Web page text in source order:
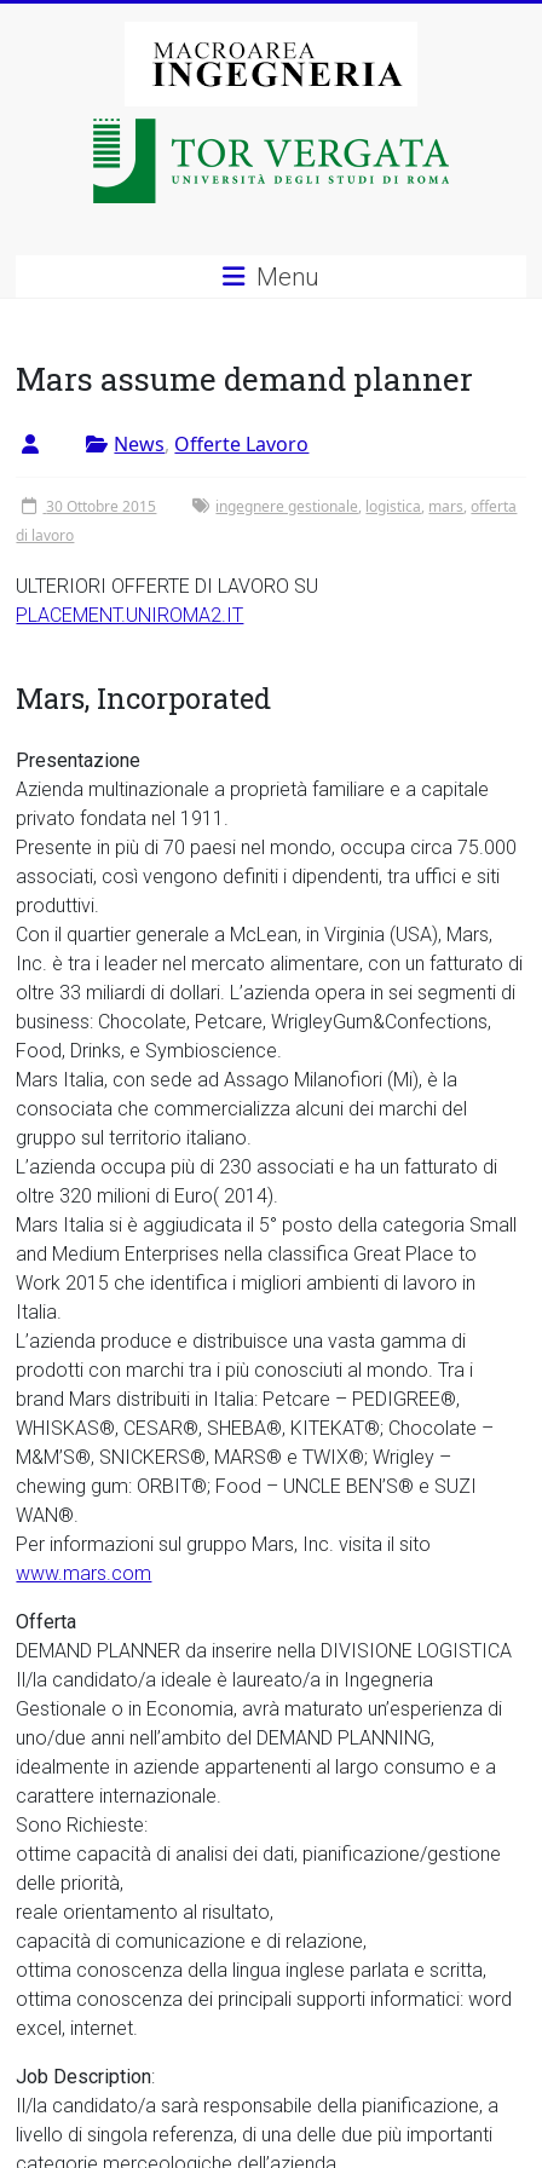
Macroarea
degli
Studi
di
Roma
Tor
Vergata
Menu
Mars assume demand planner
News, Offerte Lavoro
30 Ottobre 2015 ingegnere gestionale, logistica, mars,offerta
di lavoro
ULTERIORI OFFERTE DI LAVORO SU
PLACEMENT.UNIROMA2.IT
Mars, Incorporated
Presentazione
Azienda multinazionale a proprietà familiare e a capitale
privato fondata nel 1911.
Presente in più di 70 paesi nel mondo, occupa circa 75.000
associati, così vengono definiti i dipendenti, tra uffici e siti
produttivi.
Con il quartier generale a McLean, in Virginia (USA), Mars,
Inc. è tra i leader nel mercato alimentare, con un fatturato di
oltre 33 miliardi di dollari. L’azienda opera in sei segmenti di
business: Chocolate, Petcare, WrigleyGum&Confections,
Food, Drinks, e Symbioscience.
Mars Italia, con sede ad Assago Milanofiori (Mi), è la
consociata che commercializza alcuni dei marchi del
gruppo sul territorio italiano.
L’azienda occupa più di 230 associati e ha un fatturato di
oltre 320 milioni di Euro( 2014).
Mars Italia si è aggiudicata il 5° posto della categoria Small
and Medium Enterprises nella classifica Great Place to
Work 2015 che identifica i migliori ambienti di lavoro in
Italia.
L’azienda produce e distribuisce una vasta gamma di
prodotti con marchi tra i più conosciuti al mondo. Tra i
brand Mars distribuiti in Italia: Petcare – PEDIGREE®,
WHISKAS®, CESAR®, SHEBA®, KITEKAT®; Chocolate –
M&M’S®, SNICKERS®, MARS® e TWIX®; Wrigley –
chewing gum: ORBIT®; Food – UNCLE BEN’S® e SUZI
WAN®.
Per informazioni sul gruppo Mars, Inc. visita il sito
www.mars.com
Offerta
DEMAND PLANNER da inserire nella DIVISIONE LOGISTICA
Il/la candidato/a ideale è laureato/a in Ingegneria
Gestionale o in Economia, avrà maturato un’esperienza di
uno/due anni nell’ambito del DEMAND PLANNING,
idealmente in aziende appartenenti al largo consumo e a
carattere internazionale.
Sono Richieste:
ottime capacità di analisi dei dati, pianificazione/gestione
delle priorità,
reale orientamento al risultato,
capacità di comunicazione e di relazione,
ottima conoscenza della lingua inglese parlata e scritta,
ottima conoscenza dei principali supporti informatici: word
excel, internet.
Job Description:
Il/la candidato/a sarà responsabile della pianificazione, a
livello di singola referenza, di una delle due più importanti